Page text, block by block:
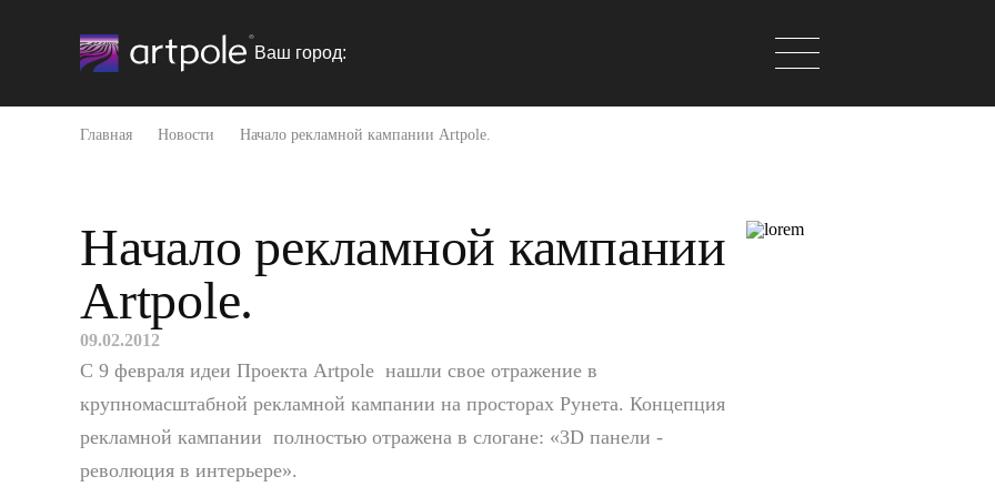
Ваш город:
Главная Новости Начало рекламной кампании Artpole.
Начало рекламной кампании
Artpole.
09.02.2012
С 9 февраля идеи Проекта Artpole нашли свое отражение в
крупномасштабной рекламной кампании на просторах Рунета. Концепция
рекламной кампании полностью отражена в слогане: «3D панели -
революция в интерьере».